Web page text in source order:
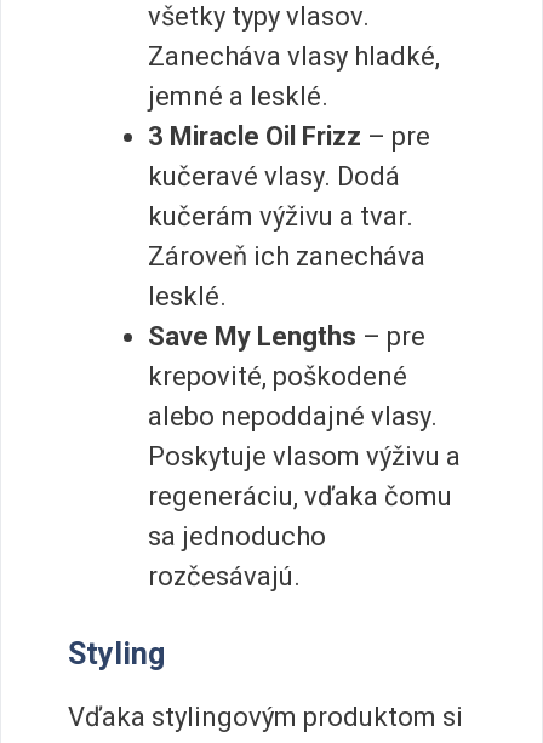
všetky typy vlasov.
Zanecháva vlasy hladké,
jemné a lesklé.
3 Miracle Oil Frizz – pre
kučeravé vlasy. Dodá
kučerám výživu a tvar.
Zároveň ich zanecháva
lesklé.
Save My Lengths – pre
krepovité, poškodené
alebo nepoddajné vlasy.
Poskytuje vlasom výživu a
regeneráciu, vďaka čomu
sa jednoducho
rozčesávajú.
Styling
Vďaka stylingovým produktom si